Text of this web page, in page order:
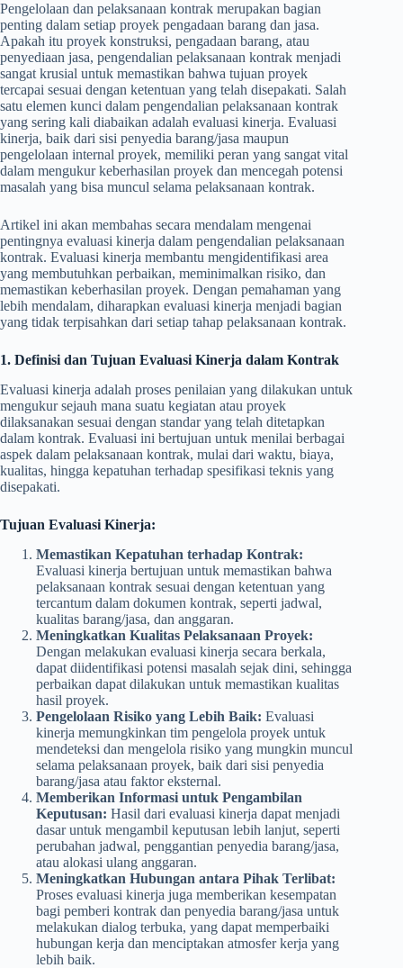
Pengelolaan dan pelaksanaan kontrak merupakan bagian
penting dalam setiap proyek pengadaan barang dan jasa.
Apakah itu proyek konstruksi, pengadaan barang, atau
penyediaan jasa, pengendalian pelaksanaan kontrak menjadi
sangat krusial untuk memastikan bahwa tujuan proyek
tercapai sesuai dengan ketentuan yang telah disepakati. Salah
satu elemen kunci dalam pengendalian pelaksanaan kontrak
yang sering kali diabaikan adalah evaluasi kinerja. Evaluasi
kinerja, baik dari sisi penyedia barang/jasa maupun
pengelolaan internal proyek, memiliki peran yang sangat vital
dalam mengukur keberhasilan proyek dan mencegah potensi
masalah yang bisa muncul selama pelaksanaan kontrak.
Artikel ini akan membahas secara mendalam mengenai
pentingnya evaluasi kinerja dalam pengendalian pelaksanaan
kontrak. Evaluasi kinerja membantu mengidentifikasi area
yang membutuhkan perbaikan, meminimalkan risiko, dan
memastikan keberhasilan proyek. Dengan pemahaman yang
lebih mendalam, diharapkan evaluasi kinerja menjadi bagian
yang tidak terpisahkan dari setiap tahap pelaksanaan kontrak.
1. Definisi dan Tujuan Evaluasi Kinerja dalam Kontrak
Evaluasi kinerja adalah proses penilaian yang dilakukan untuk
mengukur sejauh mana suatu kegiatan atau proyek
dilaksanakan sesuai dengan standar yang telah ditetapkan
dalam kontrak. Evaluasi ini bertujuan untuk menilai berbagai
aspek dalam pelaksanaan kontrak, mulai dari waktu, biaya,
kualitas, hingga kepatuhan terhadap spesifikasi teknis yang
disepakati.
Tujuan Evaluasi Kinerja:
Memastikan Kepatuhan terhadap Kontrak:
Evaluasi kinerja bertujuan untuk memastikan bahwa
pelaksanaan kontrak sesuai dengan ketentuan yang
tercantum dalam dokumen kontrak, seperti jadwal,
kualitas barang/jasa, dan anggaran.
Meningkatkan Kualitas Pelaksanaan Proyek:
Dengan melakukan evaluasi kinerja secara berkala,
dapat diidentifikasi potensi masalah sejak dini, sehingga
perbaikan dapat dilakukan untuk memastikan kualitas
hasil proyek.
Pengelolaan Risiko yang Lebih Baik: Evaluasi
kinerja memungkinkan tim pengelola proyek untuk
mendeteksi dan mengelola risiko yang mungkin muncul
selama pelaksanaan proyek, baik dari sisi penyedia
barang/jasa atau faktor eksternal.
Memberikan Informasi untuk Pengambilan
Keputusan: Hasil dari evaluasi kinerja dapat menjadi
dasar untuk mengambil keputusan lebih lanjut, seperti
perubahan jadwal, penggantian penyedia barang/jasa,
atau alokasi ulang anggaran.
Meningkatkan Hubungan antara Pihak Terlibat:
Proses evaluasi kinerja juga memberikan kesempatan
bagi pemberi kontrak dan penyedia barang/jasa untuk
melakukan dialog terbuka, yang dapat memperbaiki
hubungan kerja dan menciptakan atmosfer kerja yang
lebih baik.